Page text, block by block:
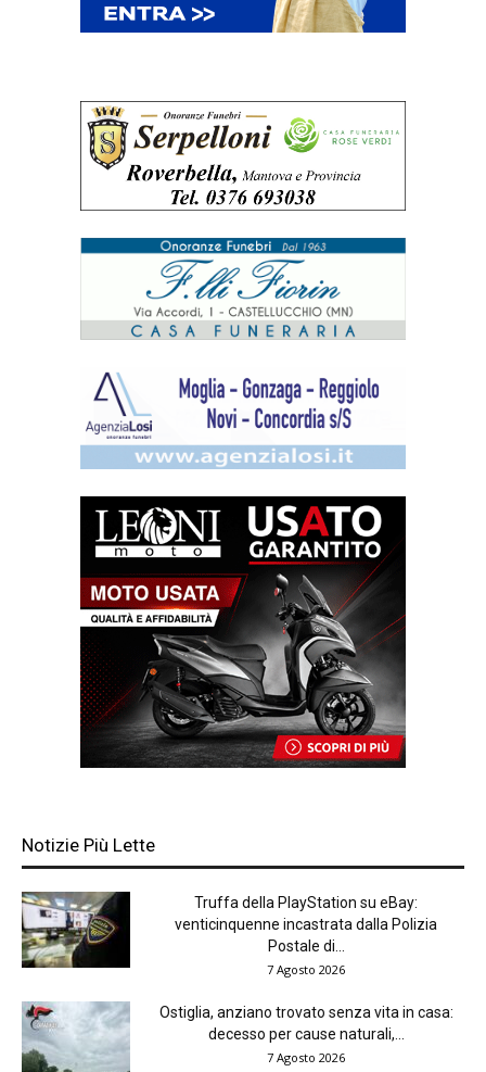
Notizie Più Lette
Truffa della PlayStation su eBay:
venticinquenne incastrata dalla Polizia
Postale di...
7 Agosto 2026
Ostiglia, anziano trovato senza vita in casa:
decesso per cause naturali,...
7 Agosto 2026